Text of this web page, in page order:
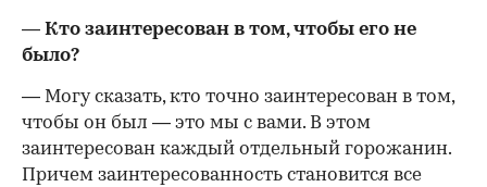
— Кто заинтересован в том, чтобы его не
было?
— Могу сказать, кто точно заинтересован в том,
чтобы он был — это мы с вами. В этом
заинтересован каждый отдельный горожанин.
Причем заинтересованность становится все